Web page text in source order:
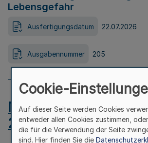
Lebensgefahr
Ausfertigungsdatum 22.07.2026
Ausgabennummer 205
MB.NRW 2026 Nr.
24.07.2026
Cookie-
Auf dieser Seite werden Cookies
entweder allen Cookies zustimmen,
die für die Verwendung der Seite
sind. Hier finden Sie die